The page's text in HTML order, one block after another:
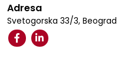
Adresa
Svetogorska 33/3, Beograd